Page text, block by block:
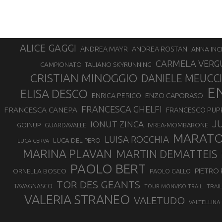
ALICE GAGGI ANDREA MAYR ANDREA ROSTAN ANNA
CAMPIONATO ITALIANO SKYRUNNING CARMELA
CRISTIAN MINOGGIO DANIELE MEUCCI
ELISA DESCO ENRICA PERICO ENZO CAPORASO
FRANCESCA CANEPA FRANCESCA GHELFI FRANCESCO
GOINUP GUARDAVALLE IONUT ZINCA IVREA-MOMBARONE
LUCA CERVA LUCA DEL PERO LUISA ROCCHIA
MARINA PLAVAN MARTIN DEMATTEIS
ORNELLA BOSCO PAOLO BERT PAOLO GALLO PIETRO
TAVAGNASCO TOR DES GEANTS TOUR MONVISO TRAIL
VALERIA STRANEO VALETUDO VALTELLINA